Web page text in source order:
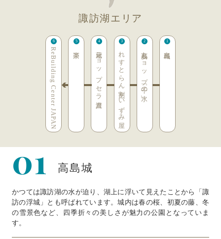
諏訪湖エリア
丸髙蔵 ショップ「千の水」
れすとらん割烹 いずみ屋
蔵元ショップ セラ真澄
ReBuilding Center JAPAN
01 高島城
かつては諏訪湖の水が迫り、湖上に浮いて見えたことから「諏
訪の浮城」とも呼ばれています。城内は春の桜、初夏の藤、冬
の雪景色など、四季折々の美しさが魅力の公園となっていま
す。